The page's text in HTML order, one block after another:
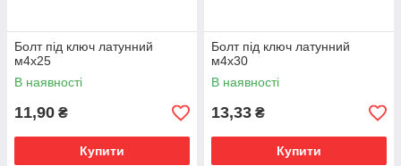
Болт під ключ латунний
м4х25
В наявності
11,90 ₴
Купити
Болт під ключ латунний
м4х30
В наявності
13,33 ₴
Купити